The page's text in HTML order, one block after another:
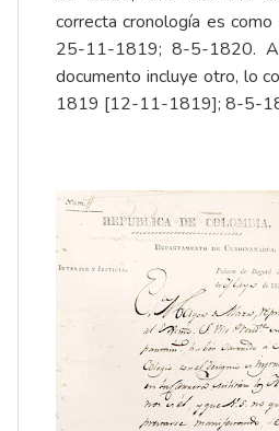
correcta cronología es
25-11-1819; 8-5-1820.
documento incluye otro, lo
1819 [12-11-1819]; 8-5-